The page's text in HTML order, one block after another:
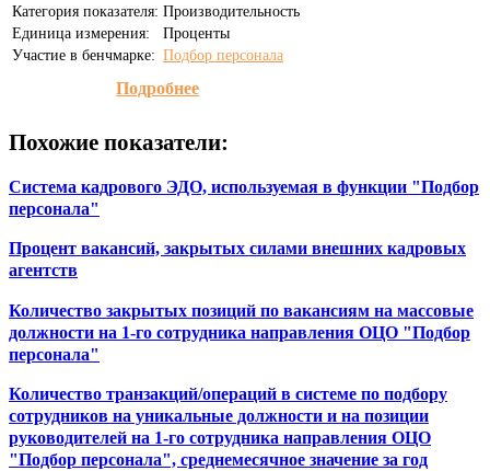
Категория показателя: Производительность
Единица измерения:
Проценты
Участие в бенчмарке: Подбор персонала
Подробнее
Похожие показатели:
Система кадрового ЭДО, используемая в функции "Подбор
персонала"
Процент вакансий, закрытых силами внешних кадровых
агентств
Количество закрытых позиций по вакансиям на массовые
должности на 1-го сотрудника направления ОЦО "Подбор
персонала"
Количество транзакций/операций в системе по подбору
сотрудников на уникальные должности и на позиции
руководителей на 1-го сотрудника направления ОЦО
"Подбор персонала", среднемесячное значение за год